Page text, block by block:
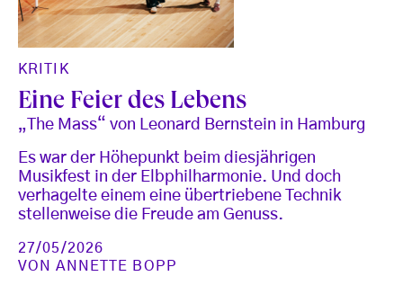
KRITIK
Eine Feier des Lebens
„The Mass“ von Leonard Bernstein in Hamburg
Es war der Höhepunkt beim diesjährigen
Musikfest in der Elbphilharmonie. Und doch
verhagelte einem eine übertriebene Technik
stellenweise die Freude am Genuss.
27/05/2026
VONANNETTE BOPP